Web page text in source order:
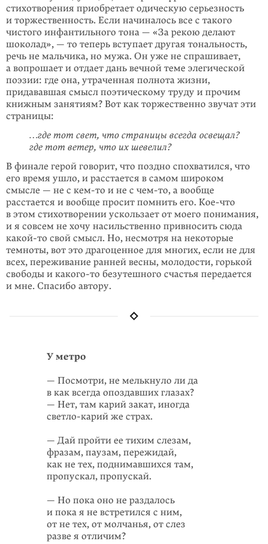
стихотворения приобретает одическую серьезность
и торжественность. Если начиналось все с такого
чистого инфантильного тона — «За рекою делают
шоколад», — то теперь вступает другая тональность,
речь не мальчика, но мужа. Он уже не спраши­вает,
а вопрошает и отдает дань вечной теме элегической
поэзии: где она, утраченная полнота жизни,
придававшая смысл поэтическому труду и прочим
книжным занятиям? Вот как торжественно звучат эти
страницы:
…где тот свет, что страницы всегда освещал?
где тот ветер, что их шевелил?
В финале герой говорит, что поздно спохватился, что
его время ушло, и расстается в самом широком
смысле — не с кем-то и не с чем-то, а вообще
расстается и вообще просит помнить его. Кое-что
в этом стихотворении ускользает от моего понимания,
и я совсем не хочу насильственно привносить сюда
какой-то свой смысл. Но, несмотря на некоторые
темноты, вот это драгоценное для многих, если не для
всех, переживание ранней весны, молодости, горькой
свободы и какого-то безутешного счастья передается
и мне. Спасибо автору.
У метро
— Посмотри, не мелькнуло ли да
в как всегда опоздавших глазах?
— Нет, там карий закат, иногда
светло-карий же страх.
— Дай пройти ее тихим слезам,
фразам, паузам, пережидай,
как не тех, поднимавшихся там,
пропускал, пропускай.
— Но пока оно не раздалось
и пока я не встретился с ним,
от не тех, от молчанья, от слез
разве я отличим?